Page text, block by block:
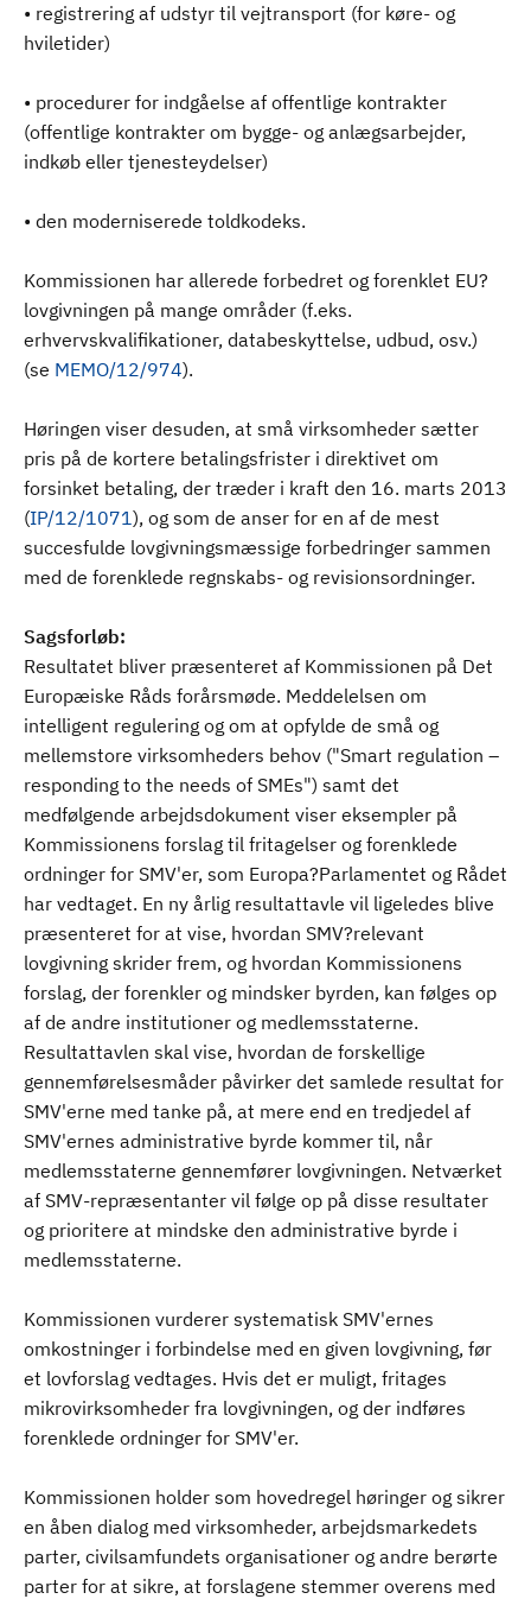
• registrering af udstyr til vejtransport (for køre- og
hviletider)
• procedurer for indgåelse af offentlige kontrakter
(offentlige kontrakter om bygge- og anlægsarbejder,
indkøb eller tjenesteydelser)
• den moderniserede toldkodeks.
Kommissionen har allerede forbedret og forenklet EU?
lovgivningen på mange områder (f.eks.
erhvervskvalifikationer, databeskyttelse, udbud, osv.)
(se MEMO/12/974).
Høringen viser desuden, at små virksomheder sætter
pris på de kortere betalingsfrister i direktivet om
forsinket betaling, der træder i kraft den 16. marts 2013
(IP/12/1071), og som de anser for en af de mest
succesfulde lovgivningsmæssige forbedringer sammen
med de forenklede regnskabs- og revisionsordninger.
Sagsforløb:
Resultatet bliver præsenteret af Kommissionen på Det
Europæiske Råds forårsmøde. Meddelelsen om
intelligent regulering og om at opfylde de små og
mellemstore virksomheders behov ("Smart regulation –
responding to the needs of SMEs") samt det
medfølgende arbejdsdokument viser eksempler på
Kommissionens forslag til fritagelser og forenklede
ordninger for SMV'er, som Europa?Parlamentet og Rådet
har vedtaget. En ny årlig resultattavle vil ligeledes blive
præsenteret for at vise, hvordan SMV?relevant
lovgivning skrider frem, og hvordan Kommissionens
forslag, der forenkler og mindsker byrden, kan følges op
af de andre institutioner og medlemsstaterne.
Resultattavlen skal vise, hvordan de forskellige
gennemførelsesmåder påvirker det samlede resultat for
SMV'erne med tanke på, at mere end en tredjedel af
SMV'ernes administrative byrde kommer til, når
medlemsstaterne gennemfører lovgivningen. Netværket
af SMV-repræsentanter vil følge op på disse resultater
og prioritere at mindske den administrative byrde i
medlemsstaterne.
Kommissionen vurderer systematisk SMV'ernes
omkostninger i forbindelse med en given lovgivning, før
et lovforslag vedtages. Hvis det er muligt, fritages
mikrovirksomheder fra lovgivningen, og der indføres
forenklede ordninger for SMV'er.
Kommissionen holder som hovedregel høringer og sikrer
en åben dialog med virksomheder, arbejdsmarkedets
parter, civilsamfundets organisationer og andre berørte
parter for at sikre, at forslagene stemmer overens med